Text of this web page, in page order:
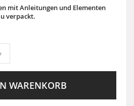
mit Anleitungen und Elementen
verpackt.
WARENKORB